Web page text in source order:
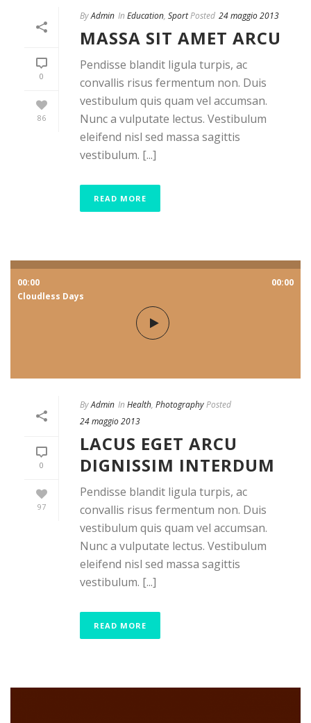
0
86
ByAdmin In Education, SportPosted 24 maggio 2013
MASSA SIT AMET ARCU
Pendisse blandit ligula turpis, ac
convallis risus fermentum non. Duis
vestibulum quis quam vel accumsan.
Nunc a vulputate lectus. Vestibulum
eleifend nisl sed massa sagittis
vestibulum. [...]
READ MORE
00:00
00:00
Cloudless Days
0
97
ByAdmin In Health, PhotographyPosted
24 maggio 2013
LACUS EGET ARCU
DIGNISSIM INTERDUM
Pendisse blandit ligula turpis, ac
convallis risus fermentum non. Duis
vestibulum quis quam vel accumsan.
Nunc a vulputate lectus. Vestibulum
eleifend nisl sed massa sagittis
vestibulum. [...]
READ MORE